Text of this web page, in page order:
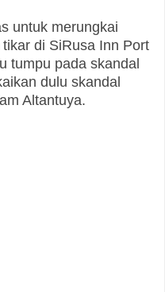
untuk merungkai
di SiRusa Inn Port
tumpu pada skandal
dulu skandal
Altantuya.